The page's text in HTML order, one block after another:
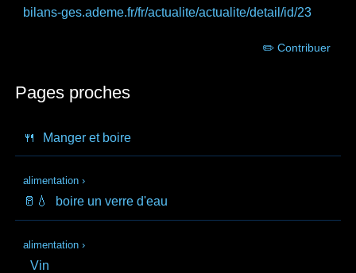
bilans-ges.ademe.fr/fr/actualite/actualite/detail/id/23
✏️ Contribuer
Pages proches
🍴 Manger et boire
alimentation ›
🥛💧 boire un verre d'eau
alimentation ›
Vin